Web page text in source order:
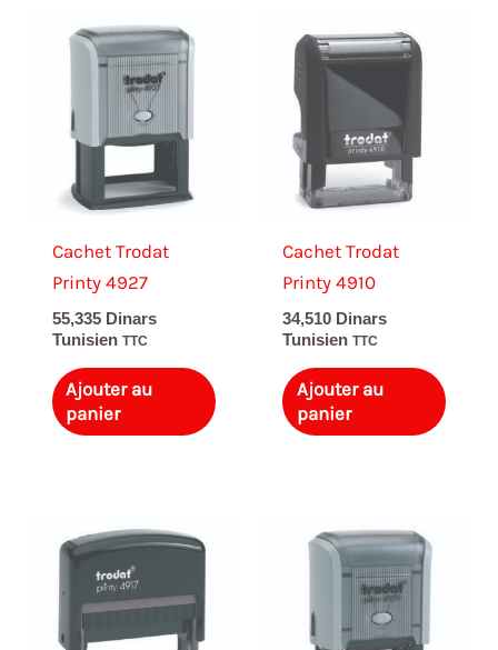
Cachet Trodat
Printy 4927
55,335 Dinars
Tunisien TTC
Ajouter au
panier
Cachet Trodat
Printy 4910
34,510 Dinars
Tunisien TTC
Ajouter au
panier